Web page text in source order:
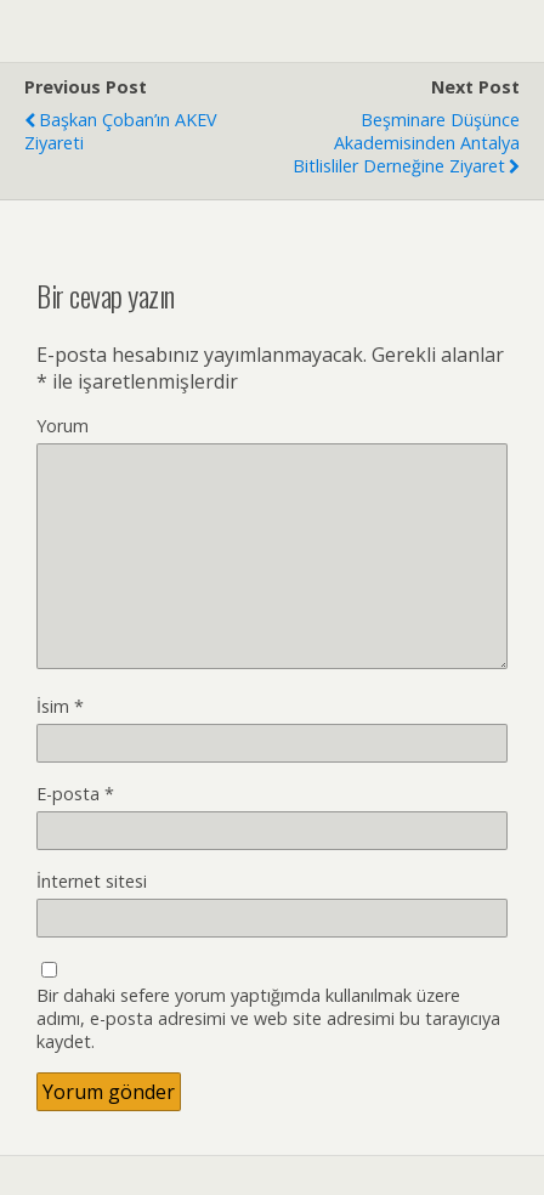
Previous Post
Başkan Çoban’ın AKEV
Ziyareti
Next Post
Beşminare Düşünce
Akademisinden Antalya
Bitlisliler Derneğine Ziyaret
Bir cevap yazın
E-posta hesabınız yayımlanmayacak. Gerekli alanlar
* ile işaretlenmişlerdir
Yorum
İsim *
E-posta *
İnternet sitesi
Bir dahaki sefere yorum yaptığımda kullanılmak üzere
adımı, e-posta adresimi ve web site adresimi bu tarayıcıya
kaydet.